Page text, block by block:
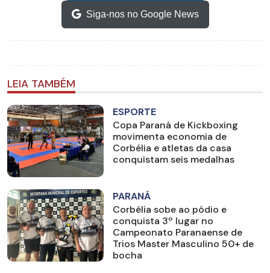
Siga-nos no Google News
LEIA TAMBÉM
ESPORTE
Copa Paraná de Kickboxing
movimenta economia de
Corbélia e atletas da casa
conquistam seis medalhas
PARANÁ
Corbélia sobe ao pódio e
conquista 3º lugar no
Campeonato Paranaense de
Trios Master Masculino 50+ de
bocha